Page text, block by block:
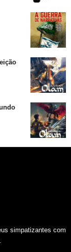
simpatizantes com